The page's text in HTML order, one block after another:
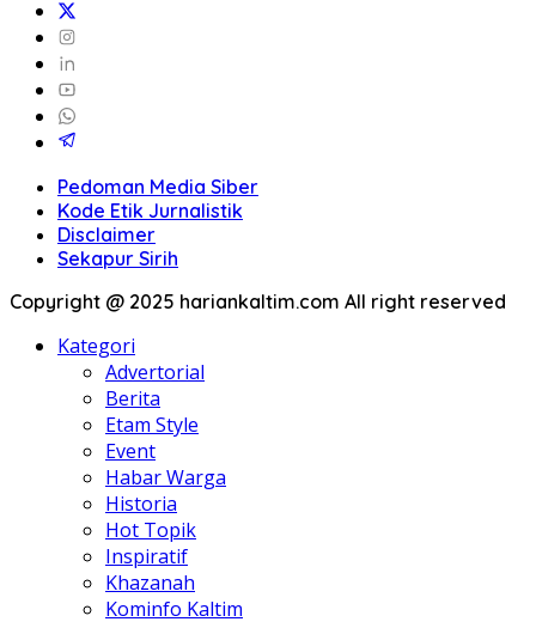
Pedoman Media Siber
Kode Etik Jurnalistik
Disclaimer
Sekapur Sirih
Copyright @ 2025 hariankaltim.com All right reserved
Kategori
Advertorial
Berita
Etam Style
Event
Habar Warga
Historia
Hot Topik
Inspiratif
Khazanah
Kominfo Kaltim